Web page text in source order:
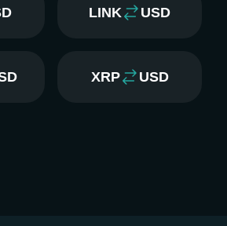
LINK USD
XRP USD